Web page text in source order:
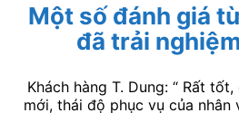
Một số đánh giá
đã trải
Khách hàng T. Dung: “ Rất
mới, thái độ phục vụ của nhân